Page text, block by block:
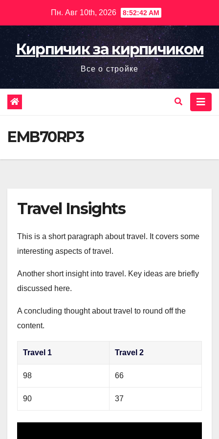
содержимому
Пн. Авг 10th, 2026 8:52:43 AM
Кирпичик за кирпичиком
Все о стройке
EMB70RP3
Travel Insights
This is a short paragraph about travel. It covers some
interesting aspects of travel.
Another short insight into travel. Key ideas are briefly
discussed here.
A concluding thought about travel to round off the
content.
Travel 1 Travel 2
98 66
90 37